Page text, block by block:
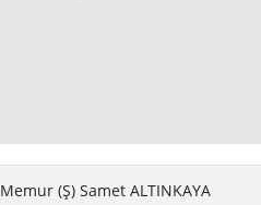
Memur (Ş) Samet ALTINKAYA